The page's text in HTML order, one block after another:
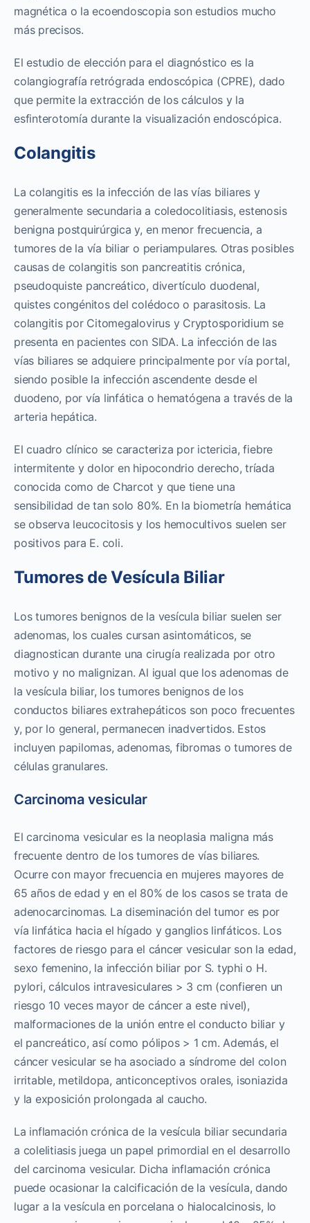
magnética o la ecoendoscopia son estudios mucho
más precisos.
El estudio de elección para el diagnóstico es la
colangiografía retrógrada endoscópica (CPRE), dado
que permite la extracción de los cálculos y la
esfinterotomía durante la visualización endoscópica.
Colangitis
La colangitis es la infección de las vías biliares y
generalmente secundaria a coledocolitiasis, estenosis
benigna postquirúrgica y, en menor frecuencia, a
tumores de la vía biliar o periampulares. Otras posibles
causas de colangitis son pancreatitis crónica,
pseudoquiste pancreático, divertículo duodenal,
quistes congénitos del colédoco o parasitosis. La
colangitis por Citomegalovirus y Cryptosporidium se
presenta en pacientes con SIDA. La infección de las
vías biliares se adquiere principalmente por vía portal,
siendo posible la infección ascendente desde el
duodeno, por vía linfática o hematógena a través de la
arteria hepática.
El cuadro clínico se caracteriza por ictericia, fiebre
intermitente y dolor en hipocondrio derecho, tríada
conocida como de Charcot y que tiene una
sensibilidad de tan solo 80%. En la biometría hemática
se observa leucocitosis y los hemocultivos suelen ser
positivos para E. coli.
Tumores de Vesícula Biliar
Los tumores benignos de la vesícula biliar suelen ser
adenomas, los cuales cursan asintomáticos, se
diagnostican durante una cirugía realizada por otro
motivo y no malignizan. Al igual que los adenomas de
la vesícula biliar, los tumores benignos de los
conductos biliares extrahepáticos son poco frecuentes
y, por lo general, permanecen inadvertidos. Estos
incluyen papilomas, adenomas, fibromas o tumores de
células granulares.
Carcinoma vesicular
El carcinoma vesicular es la neoplasia maligna más
frecuente dentro de los tumores de vías biliares.
Ocurre con mayor frecuencia en mujeres mayores de
65 años de edad y en el 80% de los casos se trata de
adenocarcinomas. La diseminación del tumor es por
vía linfática hacia el hígado y ganglios linfáticos. Los
factores de riesgo para el cáncer vesicular son la edad,
sexo femenino, la infección biliar por S. typhi o H.
pylori, cálculos intravesiculares > 3 cm (confieren un
riesgo 10 veces mayor de cáncer a este nivel),
malformaciones de la unión entre el conducto biliar y
el pancreático, así como pólipos > 1 cm. Además, el
cáncer vesicular se ha asociado a síndrome del colon
irritable, metildopa, anticonceptivos orales, isoniazida
y la exposición prolongada al caucho.
La inflamación crónica de la vesícula biliar secundaria
a colelitiasis juega un papel primordial en el desarrollo
del carcinoma vesicular. Dicha inflamación crónica
puede ocasionar la calcificación de la vesícula, dando
lugar a la vesícula en porcelana o hialocalcinosis, lo